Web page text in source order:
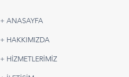
Karayolu Kargo Taşımacılığı |
Çözümleri
+ ANASAYFA
+ HAKKIMIZDA
+ HİZMETLERİMİZ